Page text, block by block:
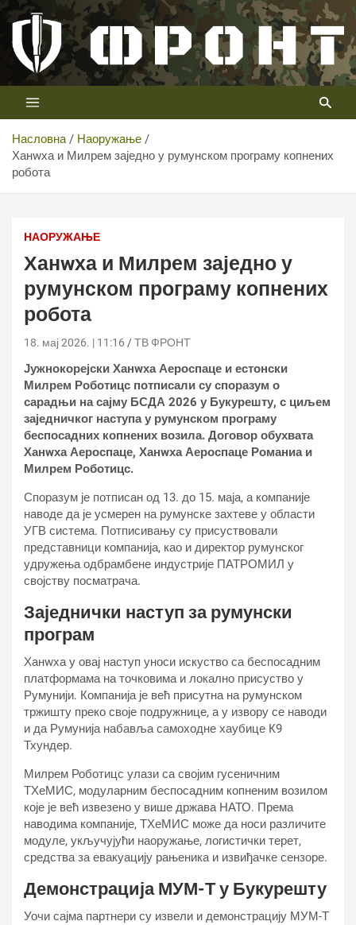
Скип
цонтент
Телевизија ФРОНТ
Први војни канал у Србији
Насловна
Наоружање
Ханwха и Милрем заједно у румунском програму копнених
робота
НАОРУЖАЊЕ
Ханwха и Милрем заједно у
румунском програму копнених
робота
18. мај 2026. | 11:16 ТВ ФРОНТ
Јужнокорејски Ханwха Аероспаце и естонски
Милрем Роботицс потписали су споразум о
сарадњи на сајму БСДА 2026 у Букурешту, с циљем
заједничког наступа у румунском програму
беспосадних копнених возила. Договор обухвата
Ханwха Аероспаце, Ханwха Аероспаце Романиа и
Милрем Роботицс.
Споразум је потписан од 13. до 15. маја, а компаније
наводе да је усмерен на румунске захтеве у области
УГВ система. Потписивању су присуствовали
представници компанија, као и директор румунског
удружења одбрамбене индустрије ПАТРОМИЛ у
својству посматрача.
Заједнички наступ за румунски
програм
Ханwха у овај наступ уноси искуство са беспосадним
платформама на точковима и локално присуство у
Румунији. Компанија је већ присутна на румунском
тржишту преко своје подружнице, а у извору се наводи
и да Румунија набавља самоходне хаубице К9
Тхундер.
Милрем Роботицс улази са својим гусеничним
ТХеМИС, модуларним беспосадним копненим возилом
које је већ извезено у више држава НАТО. Према
наводима компаније, ТХеМИС може да носи различите
модуле, укључујући наоружање, логистички терет,
средства за евакуацију рањеника и извиђачке сензоре.
Демонстрација МУМ-Т у Букурешту
Уочи сајма партнери су извели и демонстрацију МУМ-Т